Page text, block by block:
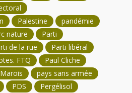
Palestine
pandémie
nature
Parti
de la rue
Parti libéral
FTQ
Paul Cliche
pays sans armée
PDS
Pergélisol